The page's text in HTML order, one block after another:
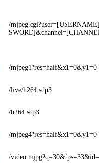
/
/mjpeg1?res=half&x1=0&y1=0
/live/h264.sdp3
/h264.sdp3
/mjpeg4?res=half&x1=0&y1=0
/